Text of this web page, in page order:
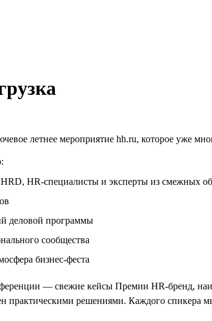
летнее мероприятие hh.ru, которое уже
HR-специалисты и эксперты из смежных
деловой программы
сообщества
бизнес-феста
— свежие кейсы Премии HR-бренд,
практическими решениями. Каждого